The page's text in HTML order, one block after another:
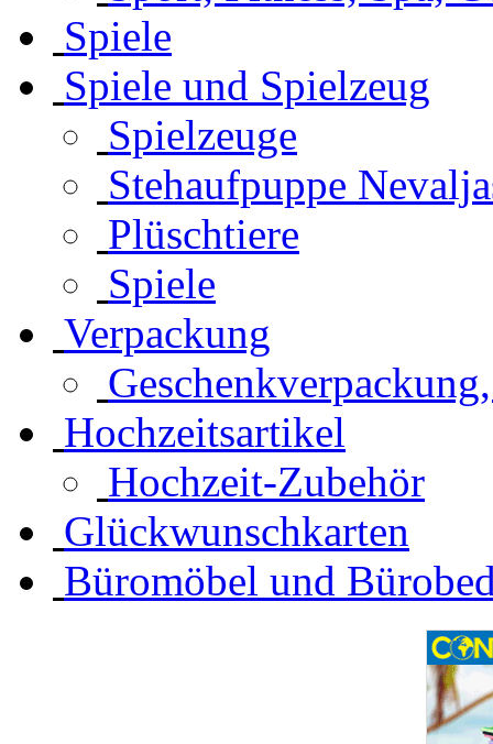
Spiele
Spiele und Spielzeug
Spielzeuge
Stehaufpuppe
Plüschtiere
Spiele
Verpackung
Hochzeitsartikel
Hochzeit-Zubehör
Glückwunschkarten
Büromöbel und